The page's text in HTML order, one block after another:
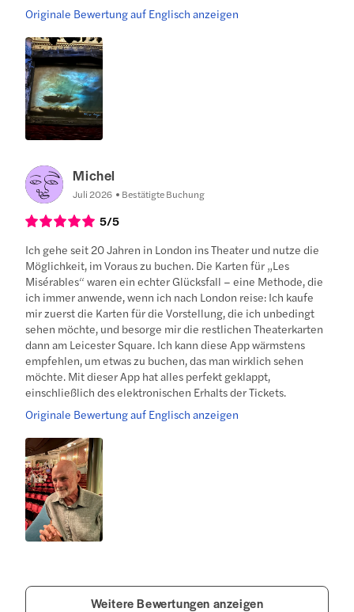
Originale Bewertung auf Englisch anzeigen
Michel
Juli 2026 Bestätigte Buchung
5/5
Ich gehe seit 20 Jahren in London ins Theater und nutze die
Möglichkeit, im Voraus zu buchen. Die Karten für „Les
Misérables“ waren ein echter Glücksfall – eine Methode, die
ich immer anwende, wenn ich nach London reise: Ich kaufe
mir zuerst die Karten für die Vorstellung, die ich unbedingt
sehen möchte, und besorge mir die restlichen Theaterkarten
dann am Leicester Square. Ich kann diese App wärmstens
empfehlen, um etwas zu buchen, das man wirklich sehen
möchte. Mit dieser App hat alles perfekt geklappt,
einschließlich des elektronischen Erhalts der Tickets.
Originale Bewertung auf Englisch anzeigen
Weitere Bewertungen anzeigen